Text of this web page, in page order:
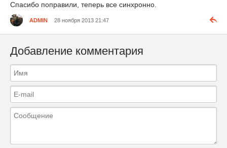
Спасибо поправили, теперь все синхронно.
ADMIN 28 ноября 2013 21:47
Добавление комментария